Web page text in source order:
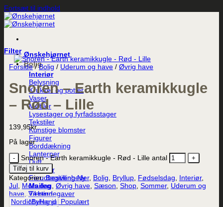
Fortsæt til indhold
Ønskehjørnet
Bolig
Interiør
Belysning
Krukker og potter
Vaser
Møbler
Lysestager og fyrfadsstager
Tekstiler
Kunstige blomster
Figurer
Borddækning
Lanterner
Duft
Plakater
Forudbestilling
Maileg
Til børn
Maileg jul
Filter
Forside / Bolig / Uderum og have / Øvrig have
Snoren – Earth keramikkugle
– Rød – Lille
139,95kr.
På lager
Snoren - Earth keramikkugle - Rød - Lille antal
Tilføj til kurv
Kategorier:Begivenheder, Bolig, Bryllup, Fødselsdag, Interiør,
Jul, Mors dag, Øvrig have, Sæson, Shop, Sommer, Uderum og
have,Værtindegaver
NordicByHand